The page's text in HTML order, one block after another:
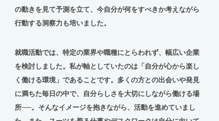
の動きを見て予測を立て、今自分が何をすべきか考えながら
行動する洞察力も培いました。
就職活動では、特定の業界や職種にとらわれず、幅広い企業
を検討しました。私が軸としていたのは「自分が心から楽し
く働ける環境」であることです。多くの方との出会いや発見
に満ちた毎日の中で、自分らしさを大切にしながら働ける場
所──。そんなイメージを抱きながら、活動を進めていまし